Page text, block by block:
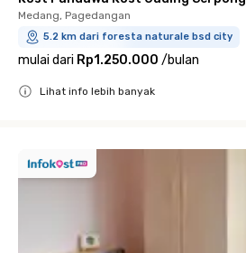
Medang, Pagedangan
5.2 km dari foresta naturale bsd city
mulai dari Rp1.250.000 /bulan
Lihat info lebih banyak